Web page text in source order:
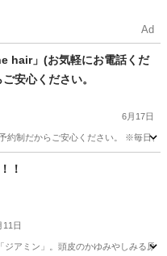
Ad
hair」(お気軽にお電話くだ
安心ください。
6月17日
約制だからご安心ください。 ※毎日
ン
！
11日
アミン」。頭皮のかゆみやしみる原